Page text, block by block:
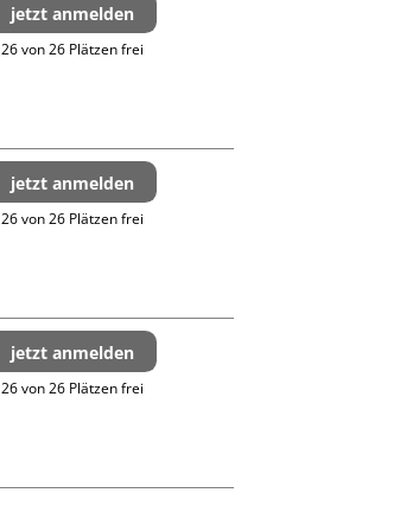
jetzt anmelden
26 von 26 Plätzen frei
jetzt anmelden
26 von 26 Plätzen frei
jetzt anmelden
26 von 26 Plätzen frei